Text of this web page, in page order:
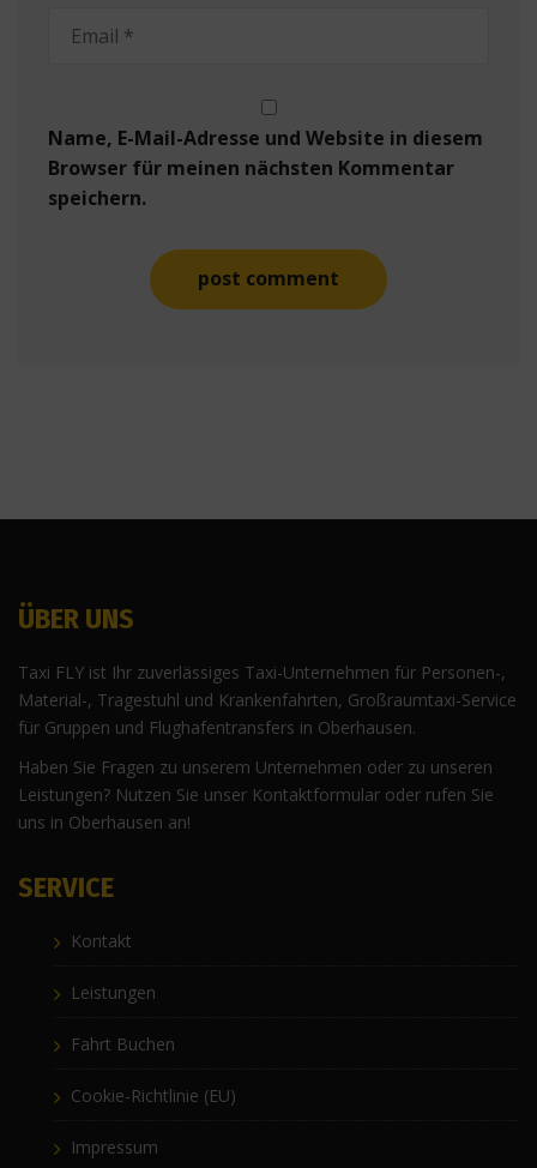
Name, E-Mail-Adresse und Website in diesem
Browser für meinen nächsten Kommentar
speichern.
ÜBER UNS
Taxi FLY ist Ihr zuverlässiges Taxi-Unternehmen für Personen-,
Material-, Tragestuhl und Krankenfahrten, Großraumtaxi-Service
für Gruppen und Flughafentransfers in Oberhausen.
Haben Sie Fragen zu unserem Unternehmen oder zu unseren
Leistungen? Nutzen Sie unser Kontaktformular oder rufen Sie
uns in Oberhausen an!
SERVICE
Kontakt
Leistungen
Fahrt Buchen
Cookie-Richtlinie (EU)
Impressum